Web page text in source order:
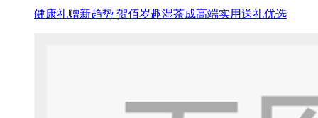
健康礼赠新趋势 贺佰岁趣湿茶成高端实用送礼优选